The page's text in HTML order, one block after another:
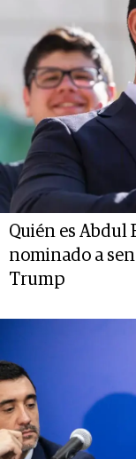
Quién es Abdul
nominado a
Trump